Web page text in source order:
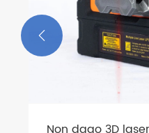
Non dago 3D
